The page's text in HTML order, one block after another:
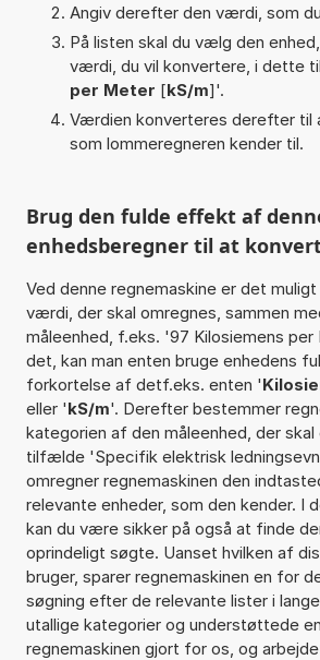
Angiv derefter den værdi, som
På listen skal du vælg den
værdi, du vil konvertere, i dette
per Meter [kS/m]'.
Værdien konverteres derefter til
som lommeregneren kender til.
Brug den fulde effekt af
enhedsberegner til at
Ved denne regnemaskine er det
værdi, der skal omregnes, sammen
måleenhed, f.eks. '97 Kilosiemens
det, kan man enten bruge enhedens
forkortelse af detf.eks. enten '
eller 'kS/m'. Derefter bestemmer
kategorien af den måleenhed, der
tilfælde 'Specifik elektrisk
omregner regnemaskinen den
relevante enheder, som den kender. I
kan du være sikker på også at finde
oprindeligt søgte. Uanset hvilken af
bruger, sparer regnemaskinen en for
søgning efter de relevante lister i
utallige kategorier og understøttede
regnemaskinen gjort for os, og